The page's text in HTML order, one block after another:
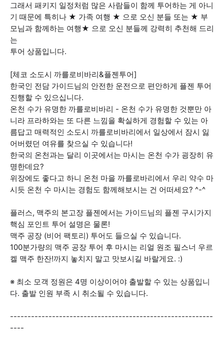
그래서 패키지 일정처럼 많은 사람들이 함께 투어하는 게 아니
기 때문에 특히나 ★ 가족 여행 ★ 으로 오신 분들 또는 ★ 부
모님과 함께하는 여행★ 으로 오신 분들께 강력히 추천해 드리
는
투어 상품입니다.
[체코 소도시 까를로비바리&플젠투어]
한국인 전담 가이드님의 안전한 운전으로 편안하게 플젠 투어
진행할 수 있으십니다.
온천 수가 유명한 까를로비바리 - 온천 수가 유명한 것뿐만 아
니라 프라하와는 또 다른 느낌을 확실하게 경험할 수 있는 아
름답고 매력적인 소도시 까를로비바리에서 일상에서 잠시 잃
어버렸던 여유를 찾으실 수 있습니다!
한국의 온천과는 달리 이곳에서는 마시는 온천 수가 굉장히 유
명한데요?
위장에도 좋다고 하니 온천 마을 까를로바리에서 우리 약수 마
시듯 온천 수 마시는 경험도 함께해보시는 건 어떠세요? ^-^
플러스, 맥주의 본고장 플젠에서는 가이드님의 플젠 구시가지
핵심 포인트 투어 설명은 물론!
맥주 공장 (비어 팩토리) 투어도 들으실 수 있습니다.
100분가량의 맥주 공장 투어 후 마시는 리얼 원조 필스너 우르
켈 맥주 한잔!까지 놓치지 말고 맛보시길 바랄게요. :)
※ 최소 모객 정원은 4명 이상이어야 출발할 수 있는 상품입니
다. 출발 인원 부족 시 취소될 수 있습니다.
----------------------------------------------------------
----